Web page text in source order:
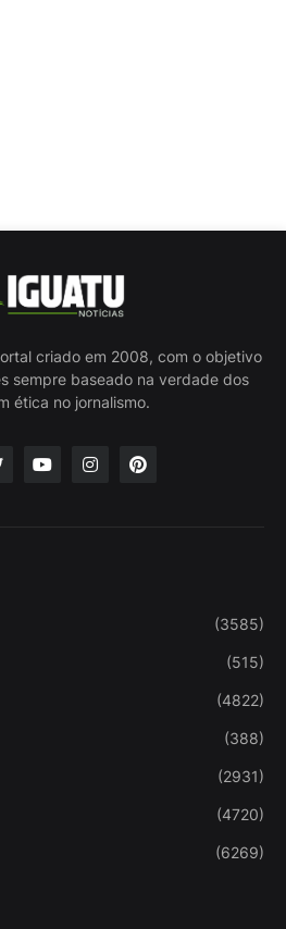
criado em 2008, com o objetivo
sempre baseado na verdade dos
ética no jornalismo.
(3585)
(515)
(4822)
(388)
(2931)
(4720)
(6269)